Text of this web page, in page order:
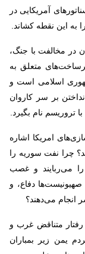
آمریکایی در
به این نقطه کشاند.
در مخالفت با جنگ،
متعلق به
اسلامی است و
بر سر کاروان
تروریسم نام بگیرد.
امریکا اشاره
چرا نفت سوریه را
می‌ربایند و غصب
دفاع، و
انجام می‌دهند؟
رفتار متناقض غرب و
یمن زیر بمباران